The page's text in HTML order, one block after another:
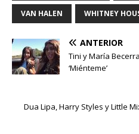
VAN HALEN WHITNEY
ANTERIOR
Tini y María
‘Miénteme’
Dua Lipa, Harry Styles y Little